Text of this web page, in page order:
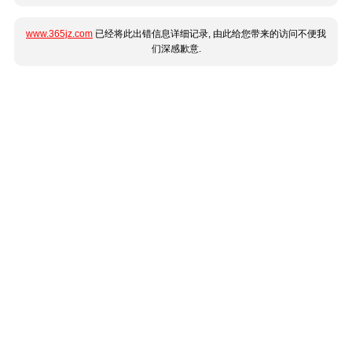
www.365jz.com 已经将此出错信息详细记录, 由此给您带来的访问不便我
们深感歉意.